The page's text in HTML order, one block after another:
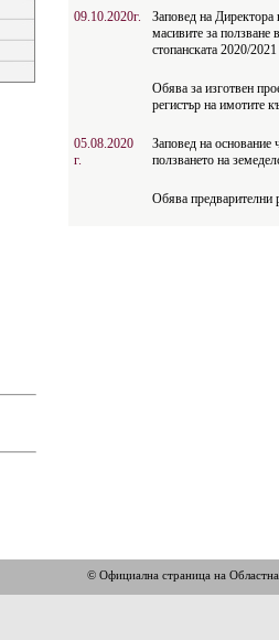
09.10.2020г.
Заповед на
масивите за
стопанската 2020/2021
Обява за изготвен
регистър на имотите
05.08.2020
г.
Заповед на основание
ползването на
Обява предварителни
© Официална страница на